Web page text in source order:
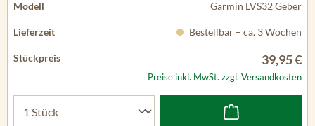
Garmin LVS32 Geber
Bestellbar – ca. 3 Wochen
39,95 €
Preise inkl. MwSt. zzgl. Versandkosten